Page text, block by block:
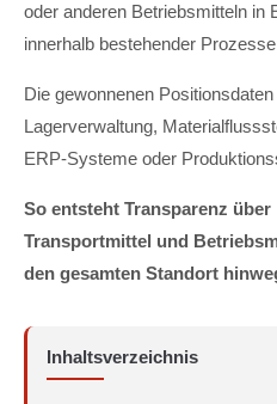
oder anderen Betriebsmitteln in
innerhalb bestehender
Die gewonnenen
Lagerverwaltung,
ERP-Systeme oder
So entsteht Transparenz
Transportmittel und
den gesamten Standort
Inhaltsverzeichnis